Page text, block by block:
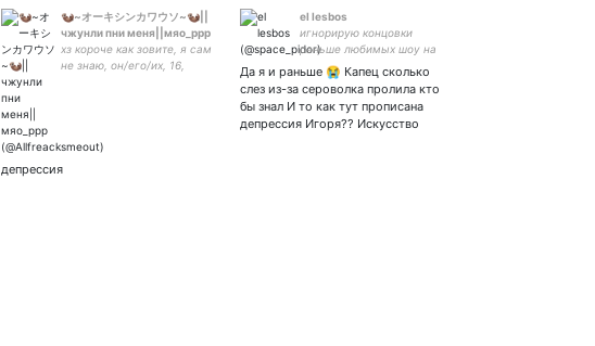
🦦~オーキシンカワウソ~🦦||
чжунли пни меня||мяо_ррр
хз короче как зовите, я сам
не знаю, он/его/их, 16,
депрессия
el lesbos
игнорирую концовки
раньше любимых шоу на
профессиональном уровне
Да я и раньше 😭 Капец сколько
слез из-за сероволка пролила кто
бы знал И то как тут прописана
депрессия Игоря?? Искусство